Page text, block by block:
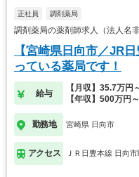
正社員 調剤薬局
調剤薬局の薬剤師求人（法人名
【宮崎県日向市／JR
っている薬局です！
給与
【月収】35.7万円
【年収】500万円
勤務地 宮崎県 日向市
アクセス ＪＲ日豊本線 日向市